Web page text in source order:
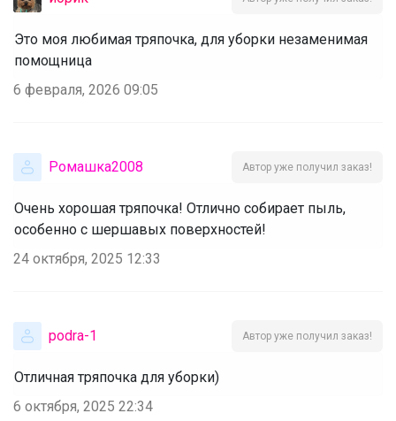
Это моя любимая тряпочка, для уборки незаменимая
помощница
6 февраля, 2026 09:05
Ромашка2008 Автор уже получил заказ!
Очень хорошая тряпочка! Отлично собирает пыль,
особенно с шершавых поверхностей!
24 октября, 2025 12:33
podra-1 Автор уже получил заказ!
Отличная тряпочка для уборки)
6 октября, 2025 22:34